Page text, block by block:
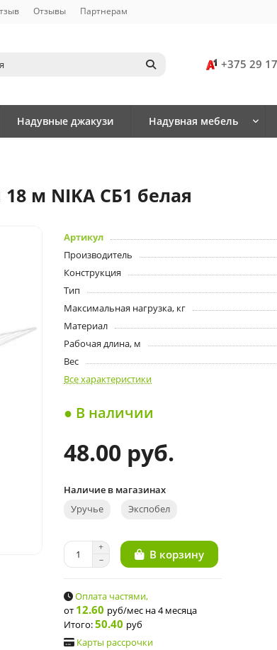
Отзывы Партнерам
+375 29
Надувные джакузи Надувная мебель
м NIKA СБ1 белая
Артикул
Производитель
Конструкция
Тип
Максимальная нагрузка, кг
Материал
Рабочая длина, м
Вес
Все характеристики
● В наличии
48.00 руб.
Наличие в магазинах
Уручье Экспобел
В корзину
Оплата частями,
от 12.60 руб/мес на 4 месяца
Итого:50.40 руб
Карты рассрочки